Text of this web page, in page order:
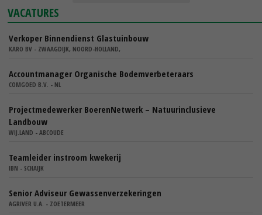
VACATURES
Verkoper Binnendienst Glastuinbouw
KARO BV - ZWAAGDIJK, NOORD-HOLLAND,
Accountmanager Organische Bodemverbeteraars
COMGOED B.V. - NL
Projectmedewerker BoerenNetwerk – Natuurinclusieve
Landbouw
WIJ.LAND - ABCOUDE
Teamleider instroom kwekerij
IBN - SCHAIJK
Senior Adviseur Gewassenverzekeringen
AGRIVER U.A. - ZOETERMEER